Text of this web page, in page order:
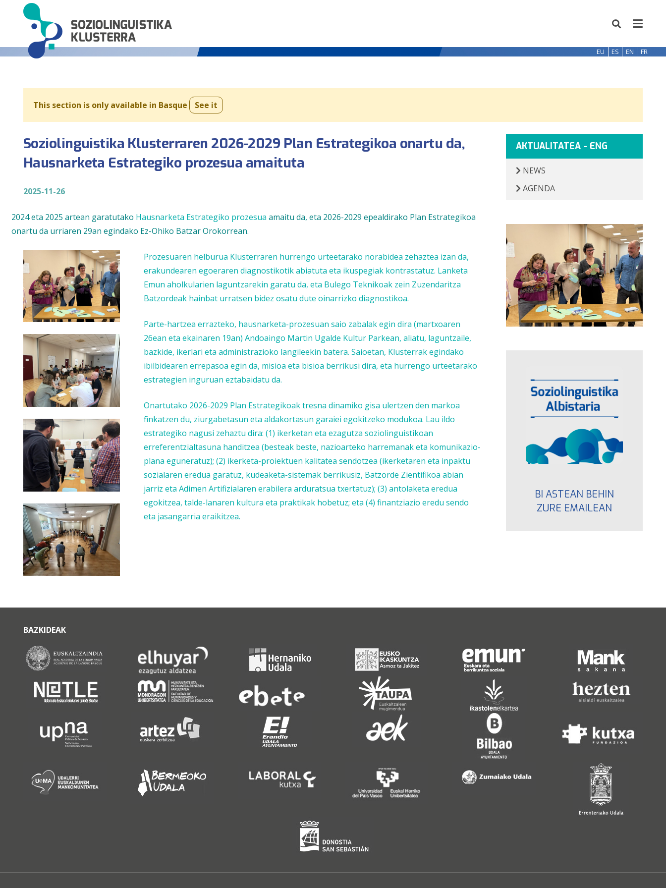
EU ES EN FR
This section is only available in Basque See it
Soziolinguistika Klusterraren 2026-2029 Plan Estrategikoa onartu da,
Hausnarketa Estrategiko prozesua amaituta
2025-11-26
2024 eta 2025 artean garatutako Hausnarketa Estrategiko prozesua amaitu da, eta 2026-2029 epealdirako Plan Estrategikoa
onartu da urriaren 29an egindako Ez-Ohiko Batzar Orokorrean.
Prozesuaren helburua Klusterraren hurrengo urteetarako norabidea zehaztea izan da,
erakundearen egoeraren diagnostikotik abiatuta eta ikuspegiak kontrastatuz. Lanketa
Emun aholkularien laguntzarekin garatu da, eta Bulego Teknikoak zein Zuzendaritza
Batzordeak hainbat urratsen bidez osatu dute oinarrizko diagnostikoa.
Parte-hartzea errazteko, hausnarketa-prozesuan saio zabalak egin dira (martxoaren
26ean eta ekainaren 19an) Andoaingo Martin Ugalde Kultur Parkean, aliatu, laguntzaile,
bazkide, ikerlari eta administrazioko langileekin batera. Saioetan, Klusterrak egindako
ibilbidearen errepasoa egin da, misioa eta bisioa berrikusi dira, eta hurrengo urteetarako
estrategien inguruan eztabaidatu da.
Onartutako 2026-2029 Plan Estrategikoak tresna dinamiko gisa ulertzen den markoa
finkatzen du, ziurgabetasun eta aldakortasun garaiei egokitzeko modukoa. Lau ildo
estrategiko nagusi zehaztu dira: (1) ikerketan eta ezagutza soziolinguistikoan
erreferentzialtasuna handitzea (besteak beste, nazioarteko harremanak eta komunikazio-
plana eguneratuz); (2) ikerketa-proiektuen kalitatea sendotzea (ikerketaren eta inpaktu
sozialaren eredua garatuz, kudeaketa-sistemak berrikusiz, Batzorde Zientifikoa abian
jarriz eta Adimen Artifizialaren erabilera arduratsua txertatuz); (3) antolaketa eredua
egokitzea, talde-lanaren kultura eta praktikak hobetuz; eta (4) finantziazio eredu sendo
eta jasangarria eraikitzea.
AKTUALITATEA - ENG
NEWS
AGENDA
BI ASTEAN BEHIN
ZURE EMAILEAN
BAZKIDEAK